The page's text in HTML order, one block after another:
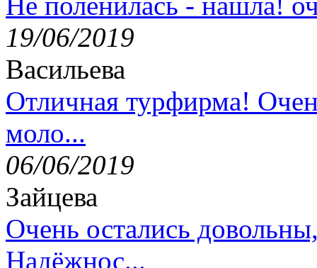
19/06/2019
Васильева
Отличная турфирма!
моло...
06/06/2019
Зайцева
Очень остались
Надёжнос...